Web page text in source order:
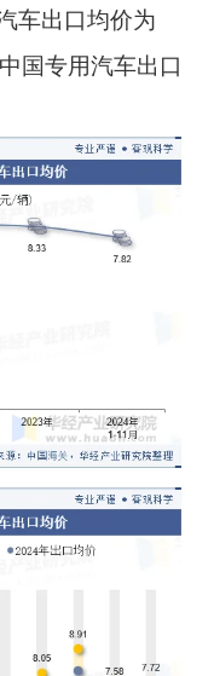
车出口均价为
国专用汽车出口